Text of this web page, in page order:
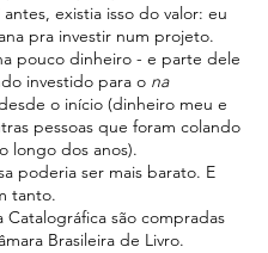
existia isso do valor: eu
pra investir num projeto.
pouco dinheiro - e parte dele
investido para o na
o início (dinheiro meu e
pessoas que foram colando
longo dos anos).
poderia ser mais barato. E
tanto.
Catalográfica são compradas
Brasileira de Livro.